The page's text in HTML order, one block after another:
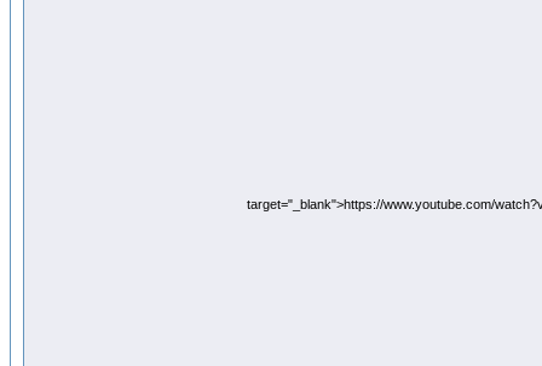
target="_blank">https://www.youtube.com/